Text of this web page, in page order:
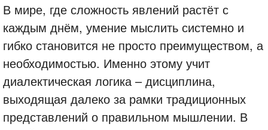
В мире, где сложность явлений растёт с
каждым днём, умение мыслить системно и
гибко становится не просто преимуществом, а
необходимостью. Именно этому учит
диалектическая логика – дисциплина,
выходящая далеко за рамки традиционных
представлений о правильном мышлении. В